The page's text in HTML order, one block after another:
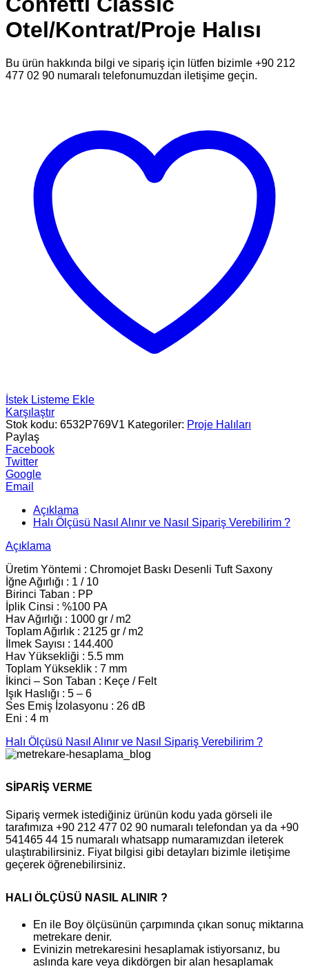
Otel/Kontrat/Proje Halısı
Bu ürün hakkında bilgi ve sipariş için lütfen bizimle +90 212
477 02 90 numaralı telefonumuzdan iletişime geçin.
İstek Listeme Ekle
Karşılaştır
Stok kodu: 6532P769V1 Kategoriler: Proje Halıları
Paylaş
Facebook
Twitter
Google
Email
Açıklama
Halı Ölçüsü Nasıl Alınır ve Nasıl Sipariş Verebilirim ?
Açıklama
Üretim Yöntemi : Chromojet Baskı Desenli Tuft Saxony
İğne Ağırlığı : 1 / 10
Birinci Taban : PP
İplik Cinsi : %100 PA
Hav Ağırlığı : 1000 gr / m2
Toplam Ağırlık : 2125 gr / m2
İlmek Sayısı : 144.400
Hav Yüksekliği : 5.5 mm
Toplam Yükseklik : 7 mm
İkinci – Son Taban : Keçe / Felt
Işık Haslığı : 5 – 6
Ses Emiş İzolasyonu : 26 dB
Eni : 4 m
Halı Ölçüsü Nasıl Alınır ve Nasıl Sipariş Verebilirim ?
SİPARİŞ VERME
Sipariş vermek istediğiniz ürünün kodu yada görseli ile
tarafımıza +90 212 477 02 90 numaralı telefondan ya da +90
541465 44 15 numaralı whatsapp numaramızdan ileterek
ulaştırabilirsiniz. Fiyat bilgisi gibi detayları bizimle iletişime
geçerek öğrenebilirsiniz.
HALI ÖLÇÜSÜ NASIL ALINIR ?
En ile Boy ölçüsünün çarpımında çıkan sonuç miktarına
metrekare denir.
Evinizin metrekaresini hesaplamak istiyorsanız, bu
aslında kare veya dikdörgen bir alan hesaplamak